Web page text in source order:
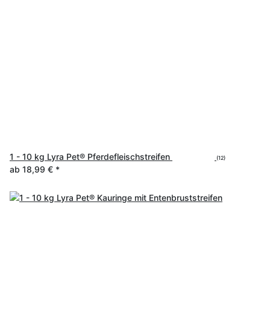
1 - 10 kg Lyra Pet® Pferdefleischstreifen (12)
ab 18,99 € *